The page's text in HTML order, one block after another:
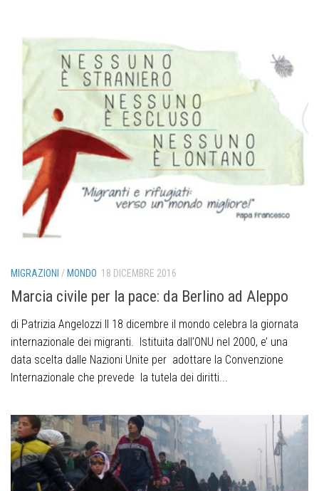
MIGRAZIONI / MONDO 18 DICEMBRE 2016
Marcia civile per la pace: da Berlino ad Aleppo
di Patrizia Angelozzi Il 18 dicembre il mondo celebra la giornata
internazionale dei migranti. Istituita dall’ONU nel 2000, e’ una
data scelta dalle Nazioni Unite per adottare la Convenzione
Internazionale che prevede la tutela dei diritti...